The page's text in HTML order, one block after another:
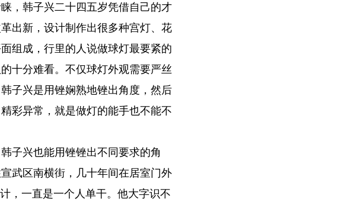
，韩子兴二十四五岁凭借自己的才
出新，设计制作出很多种宫灯、花
组成，行里的人说做球灯最要紧的
十分难看。不仅球灯外观需要严丝
子兴是用锉娴熟地锉出角度，然后
彩异常，就是做灯的能手也不能不
子兴也能用锉锉出不同要求的角
武区南横街，几十年间在居室门外
，一直是一个人单干。他大字识不